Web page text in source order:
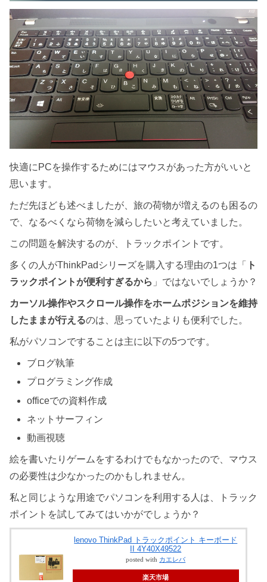
快適にPCを操作するためにはマウスがあった方がいいと
思います。
ただ先ほども述べましたが、旅の荷物が増えるのも困るの
で、なるべくなら荷物を減らしたいと考えていました。
この問題を解決するのが、トラックポイントです。
多くの人がThinkPadシリーズを購入する理由の1つは「
ト
ラックポイントが便利すぎるから 」ではないでしょうか？
カーソル操作やスクロール操作をホームポジションを維持
したままが行えるのは、思っていたよりも便利でした。
私がパソコンですることは主に以下の5つです。
ブログ執筆
プログラミング作成
officeでの資料作成
ネットサーフィン
動画視聴
絵を書いたりゲームをするわけでもなかったので、マウス
の必要性は少なかったのかもしれません。
私と同じような用途でパソコンを利用する人は、トラック
ポイントを試してみてはいかがでしょうか？
lenovo ThinkPad トラックポイント キーボード
II 4Y40X49522
posted with カエレバ
楽天市場